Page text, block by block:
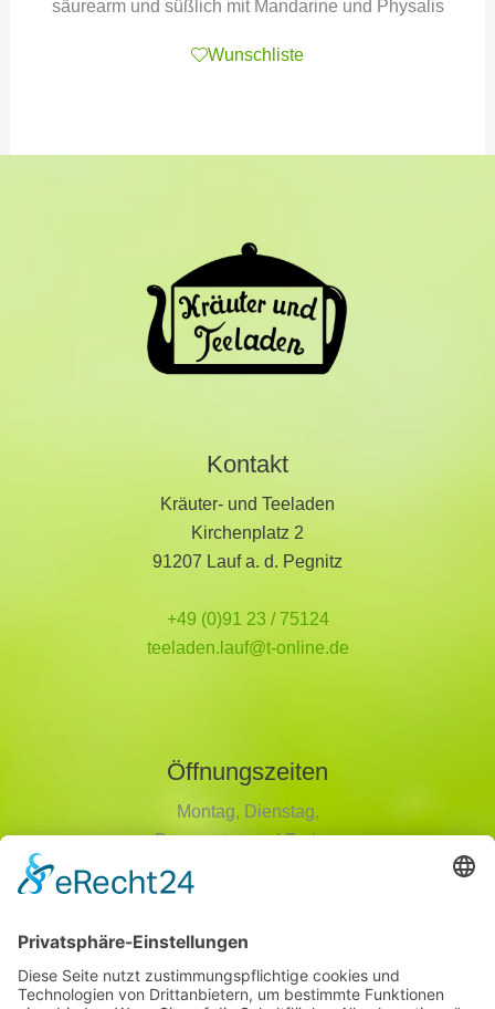
säurearm und süßlich mit Mandarine und Physalis
Wunschliste
Kontakt
Kräuter- und Teeladen
Kirchenplatz 2
91207 Lauf a. d. Pegnitz
+49 (0)91 23 / 75124
teeladen.lauf@t-online.de
Öffnungszeiten
Montag, Dienstag,
Donnerstag und Freitag
9 - 14 Uhr